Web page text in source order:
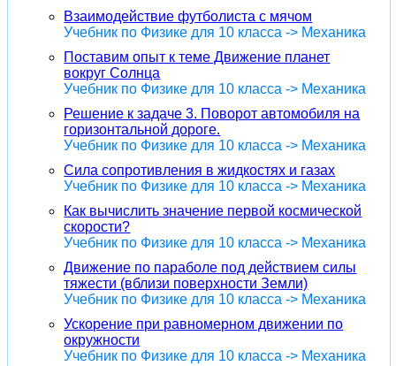
Взаимодействие футболиста с мячом
Учебник по Физике для 10 класса -> Механика
Поставим опыт к теме Движение планет
вокруг Солнца
Учебник по Физике для 10 класса -> Механика
Решение к задаче 3. Поворот автомобиля на
горизонтальной дороге.
Учебник по Физике для 10 класса -> Механика
Сила сопротивления в жидкостях и газах
Учебник по Физике для 10 класса -> Механика
Как вычислить значение первой космической
скорости?
Учебник по Физике для 10 класса -> Механика
Движение по параболе под действием силы
тяжести (вблизи поверхности Земли)
Учебник по Физике для 10 класса -> Механика
Ускорение при равномерном движении по
окружности
Учебник по Физике для 10 класса -> Механика